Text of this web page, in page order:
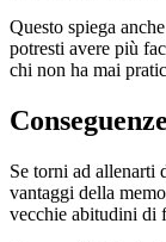
Questo spiega
potresti avere più
chi non ha mai
Se torni ad allenarti
vantaggi della
vecchie abitudini di